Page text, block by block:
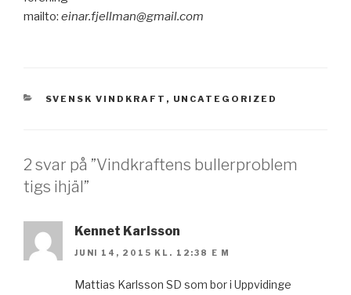
mailto: einar.fjellman@gmail.com
KATEGORIER
SVENSK VINDKRAFT , UNCATEGORIZED
2 svar på ”Vindkraftens bullerproblem
tigs ihjäl”
Kennet Karlsson
JUNI 14, 2015 KL. 12:38 E M
Mattias Karlsson SD som bor i Uppvidinge